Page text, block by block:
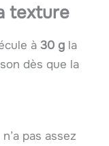
texture
à 30 g la
dès que la
pas assez